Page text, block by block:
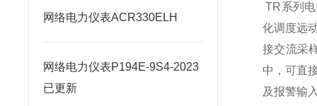
网络电力仪表ACR330ELH
网络电力仪表P194E-9S4-2023
已更新
TR系列
化调度远
接交流采
中，可直
及报警输